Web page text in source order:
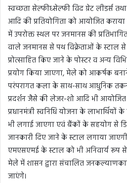
स्वच्छता सेल्फीध्सेल्फी विद ग्रेट लीडर्स तथा
आदि की प्रतियोगिता को आयोजित
में उपरोक्त स्थल पर जनमानस की
वाले जनमानस से पथ विक्रेताओं के स्टाल से
प्रोत्साहित किए जाने के पोस्टर व अन्य
प्रयोग किया जाएगा, मेले को आकर्षक
परंपरागत कला के साथ-साथ आधुनिक
प्रदर्शन जैसे की लेजर-शो आदि भी
प्रधानमंत्री स्वनिधि योजना के
भी लगाई जाएगा एवं बैंकों के सहयोग से
जानकारी दिए जाने के स्टाल लगाया
एमएसएमई के स्टाल को भी अनिवार्य रूप
मेले में शासन द्वारा संचालित
जाएंगे।